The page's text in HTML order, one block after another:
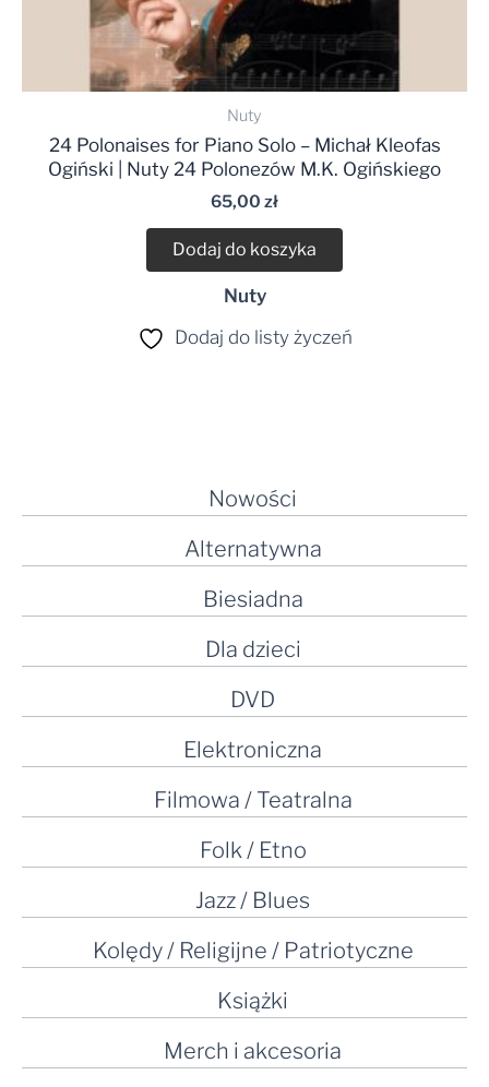
Nowości
Alternatywna
Biesiadna
Dla dzieci
DVD
Elektroniczna
Filmowa / Teatralna
Folk / Etno
Jazz / Blues
Kolędy / Religijne / Patriotyczne
Książki
Merch i akcesoria
Nuty
24 Polonaises for Piano Solo – Michał Kleofas
Ogiński | Nuty 24 Polonezów M.K. Ogińskiego
65,00 zł
Dodaj do koszyka
Nuty
Dodaj do listy życzeń